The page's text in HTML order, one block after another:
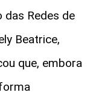
das Redes de
Beatrice,
que, embora